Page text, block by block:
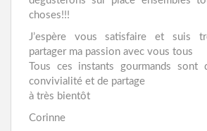
choses!!!
J’espère vous satisfaire et suis
partager ma passion avec vous tous
Tous ces instants gourmands sont
convivialité et de partage
à très bientôt
Corinne